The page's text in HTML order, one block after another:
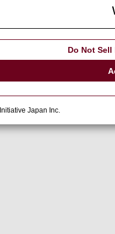
Do Not
Japan Inc.